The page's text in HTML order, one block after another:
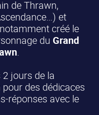
de Thrawn,
et
créé le
du Grand
.
2 jours de la
des dédicaces
réponses avec le